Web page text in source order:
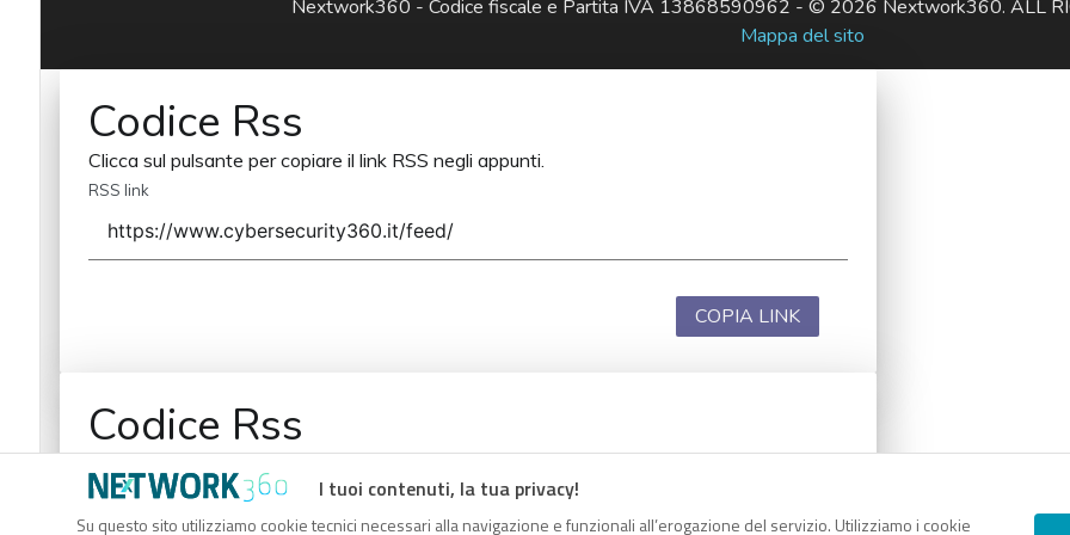
I tuoi contenuti, la tua privacy!
Su questo sito utilizziamo cookie tecnici necessari alla navigazione e funzionali all’erogazione del servizio. Utilizziamo i cookie
Nextwork360 - Codice fiscale e Partita IVA 13868590962 - © 2026 Nextwork360. ALL
Mappa del sito
Codice Rss
Clicca sul pulsante per copiare il link RSS negli appunti.
RSS link
COPIA LINK
Codice Rss
RSS link